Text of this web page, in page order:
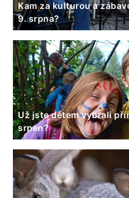
Kam za kulturou a
9. srpna?
Už jste dětem vybrali
srpen?